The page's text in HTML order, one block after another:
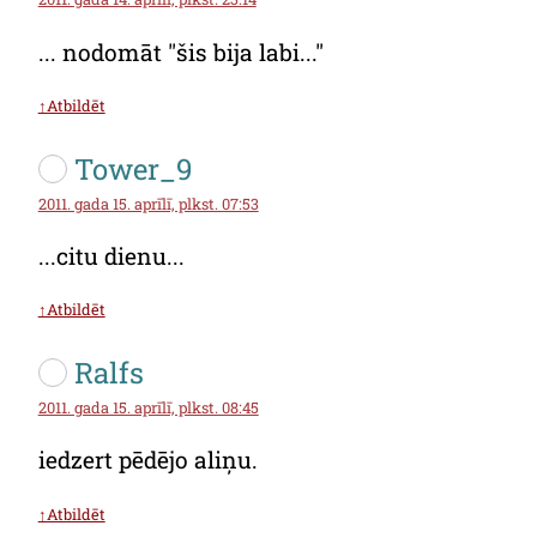
... nodomāt "šis bija labi..."
↑Atbildēt
Tower_9
2011. gada 15. aprīlī, plkst. 07:53
...citu dienu...
↑Atbildēt
Ralfs
2011. gada 15. aprīlī, plkst. 08:45
iedzert pēdējo aliņu.
↑Atbildēt